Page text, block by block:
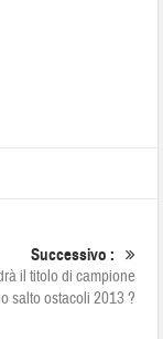
Successivo :
il titolo di campione
salto ostacoli 2013 ?